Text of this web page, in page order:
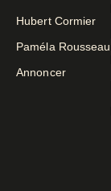
Hubert Cormier
Paméla Rousseau
Annoncer